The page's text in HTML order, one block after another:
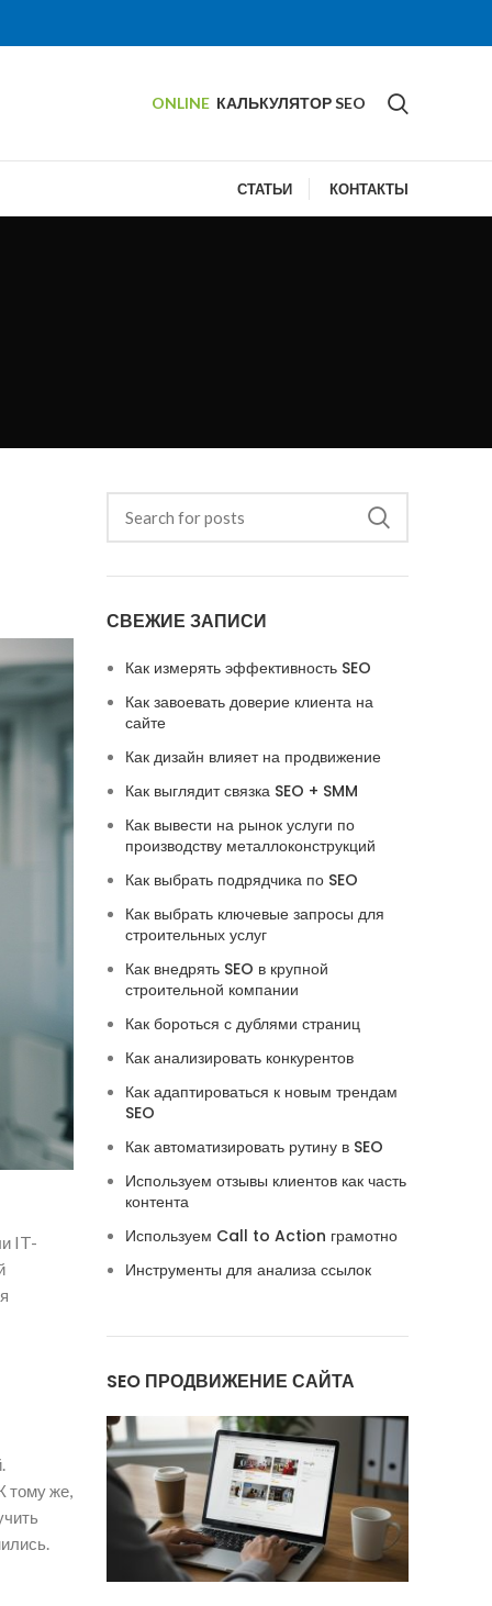
ONLINE КАЛЬКУЛЯТОР SEO
СТАТЬИ КОНТАКТЫ
IT-
тому же,
СВЕЖИЕ ЗАПИСИ
Как измерять эффективность SEO
Как завоевать доверие клиента на
сайте
Как дизайн влияет на продвижение
Как выглядит связка SEO + SMM
Как вывести на рынок услуги по
производству металлоконструкций
Как выбрать подрядчика по SEO
Как выбрать ключевые запросы для
строительных услуг
Как внедрять SEO в крупной
строительной компании
Как бороться с дублями страниц
Как анализировать конкурентов
Как адаптироваться к новым трендам
SEO
Как автоматизировать рутину в SEO
Используем отзывы клиентов как часть
контента
Используем Call to Action грамотно
Инструменты для анализа ссылок
SEO ПРОДВИЖЕНИЕ САЙТА